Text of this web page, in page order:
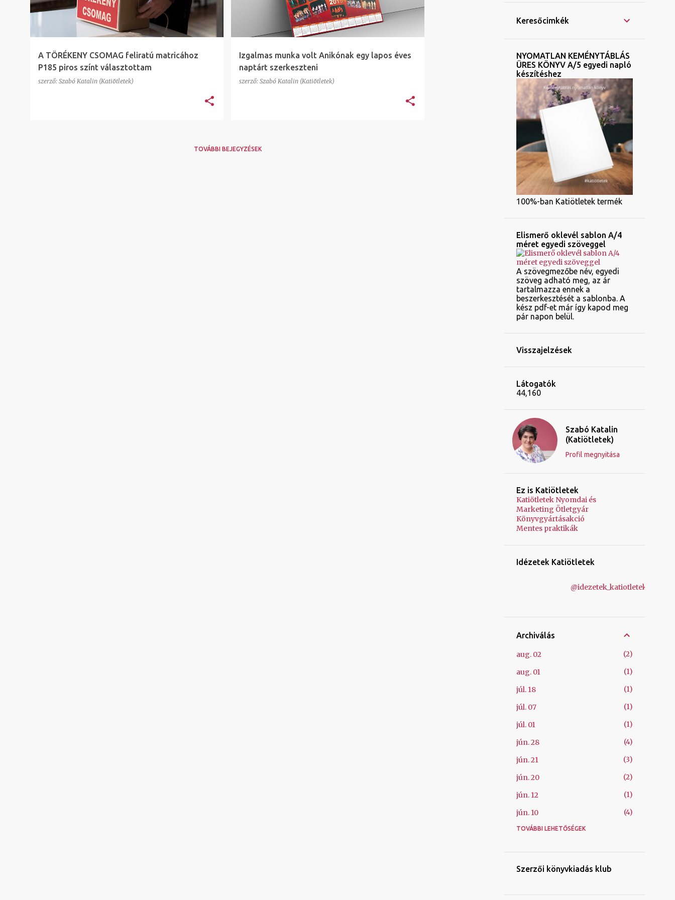
e
g
A TÖRÉKENY CSOMAG feliratú matricához
P185 piros színt választottam
szerző: Szabó Katalin (Katiötletek)
Izgalmas munka volt Anikónak egy lapos éves
naptárt szerkeszteni
szerző: Szabó Katalin (Katiötletek)
TOVÁBBI BEJEGYZÉSEK
Keresőcimkék
NYOMATLAN KEMÉNYTÁBLÁS
ÜRES KÖNYV A/5 egyedi napló
készítéshez
100%-ban Katiötletek termék
Elismerő oklevél sablon A/4
méret egyedi szöveggel
A szövegmezőbe név, egyedi
szöveg adható meg, az ár
tartalmazza ennek a
beszerkesztését a sablonba. A
kész pdf-et már így kapod meg
pár napon belül.
Visszajelzések
Látogatók
44,160
Szabó Katalin
(Katiötletek)
Profil megnyitása
Ez is Katiötletek
Katiötletek Nyomdai és
Marketing Ötletgyár
Könyvgyártásakció
Mentes praktikák
Idézetek Katiötletek
@idezetek_katiotletek
Archiválás
aug. 02
2
aug. 01
1
júl. 18
1
júl. 07
1
júl. 01
1
jún. 28
4
jún. 21
3
jún. 20
2
jún. 12
1
jún. 10
4
jún. 09
máj. 08
TOVÁBBI LEHETŐSÉGEK
Szerzői könyvkiadás klub